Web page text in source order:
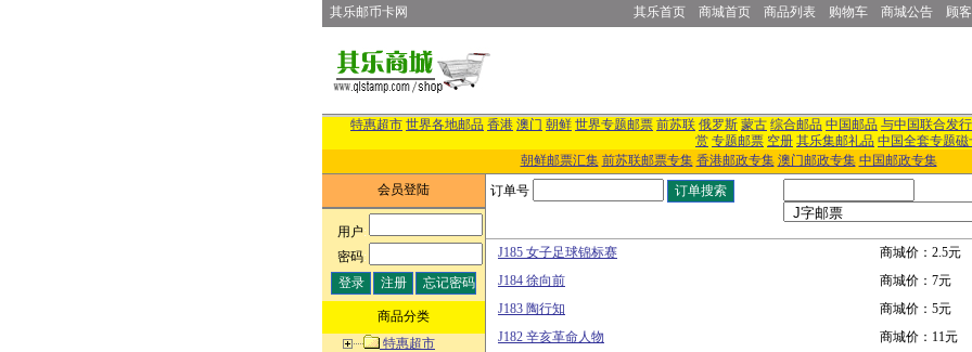
其乐邮币卡网 其乐首页 商城首页 商品列表 购物车 商城公告 顾
特惠超市 世界各地邮品 香港 澳门 朝鲜 世界专题邮票 前苏联 俄罗斯 蒙古 综合邮品 中国邮品 与中国联合发
赏 专题邮票 空册 其乐集邮礼品 中国全套专题磁
朝鲜邮票汇集 前苏联邮票专集 香港邮政专集 澳门邮政专集 中国邮政专集
会员登陆
用户:
密码:
商品分类
特惠超市
订单号
J185 女子足球锦标赛
商城价：2.5元
J184 徐向前
商城价：7元
J183 陶行知
商城价：5元
J182 辛亥革命人物
商城价：11元